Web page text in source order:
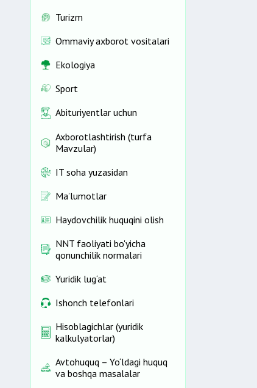
Turizm
Ommaviy axborot vositalari
Ekologiya
Sport
Abituriyentlar uchun
Axborotlashtirish (turfa
Mavzular)
IT soha yuzasidan
Ma’lumotlar
Haydovchilik huquqini olish
NNT faoliyati bo'yicha
qonunchilik normalari
Yuridik lug‘at
Ishonch telefonlari
Hisoblagichlar (yuridik
kalkulyatorlar)
Avtohuquq – Yo‘ldagi huquq
va boshqa masalalar